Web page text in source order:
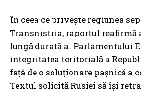
În ceea ce privește regiunea
Transnistria, raportul reafirmă
lungă durată al Parlamentului
integritatea teritorială a
față de o soluționare pașnică a
Textul solicită Rusiei să își